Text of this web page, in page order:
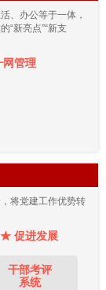
、办公等于一体，
“新亮点”“新支
管理
将党建工作优势转
★ 促进发展
干部考评
系统